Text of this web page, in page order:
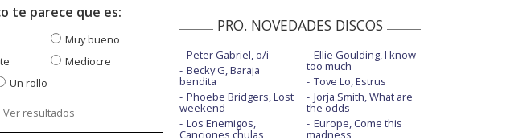
te parece que es:
Muy bueno
Mediocre
Un rollo
Ver resultados
PRO. NOVEDADES DISCOS
Peter Gabriel, o/i
Becky G, Baraja
bendita
Phoebe Bridgers, Lost
weekend
Los Enemigos,
Canciones chulas
Ellie Goulding, I know
too much
Tove Lo, Estrus
Jorja Smith, What are
the odds
Europe, Come this
madness